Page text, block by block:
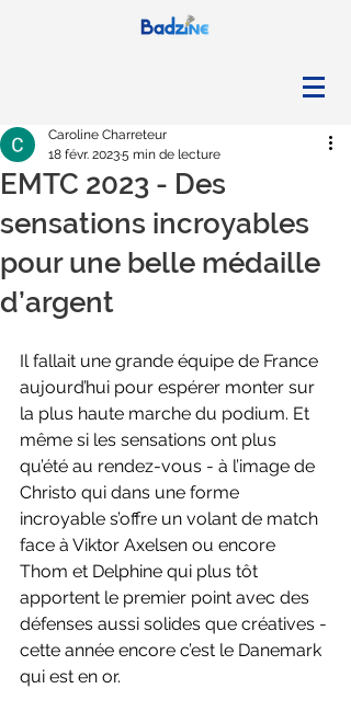
EMTC 2023 - Des
sensations incroyables
pour une belle médaille
d’argent
Caroline Charreteur
18 févr. 20235 min de lecture
Il fallait une grande équipe de France
aujourd’hui pour espérer monter sur
la plus haute marche du podium. Et
même si les sensations ont plus
qu’été au rendez-vous - à l’image de
Christo qui dans une forme
incroyable s’offre un volant de match
face à Viktor Axelsen ou encore
Thom et Delphine qui plus tôt
apportent le premier point avec des
défenses aussi solides que créatives -
cette année encore c’est le Danemark
qui est en or.